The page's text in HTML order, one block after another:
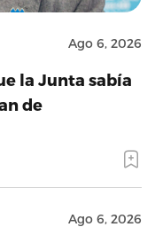
Ago 6, 2026
la Junta sabía
de
Ago 6, 2026